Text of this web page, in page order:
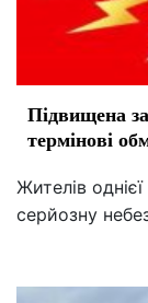
Підвищена
термінові
Жителів
серйозну